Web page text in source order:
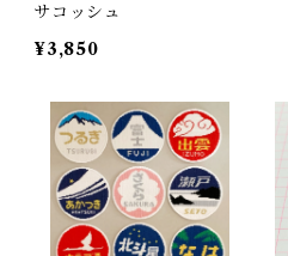
サコッシュ
¥3,850